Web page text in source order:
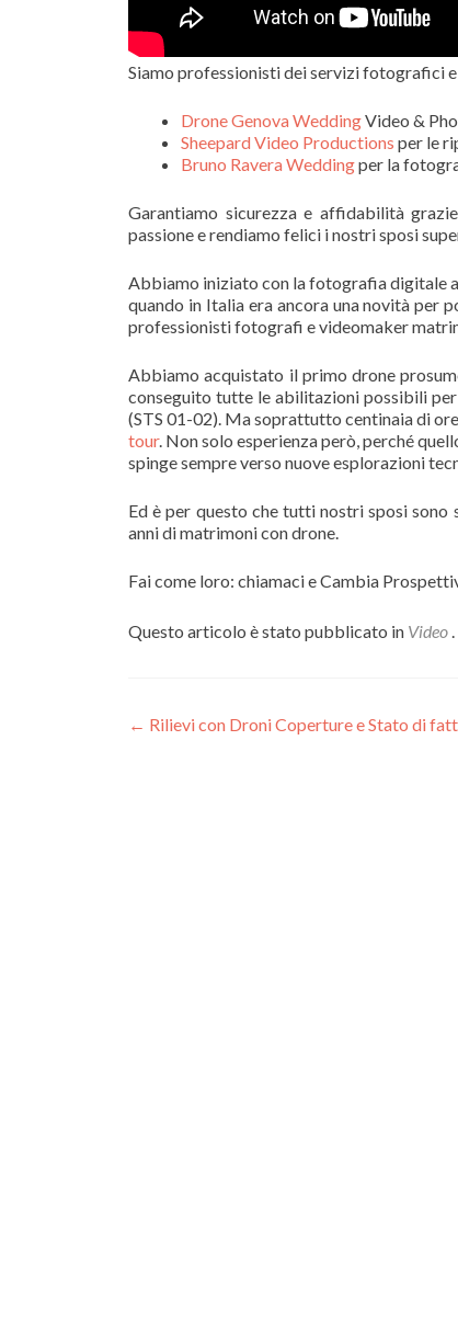
Siamo professionisti dei servizi fotografici
Drone Genova WeddingVideo &
Sheepard Video Productions per le
Bruno Ravera Weddingper la
Garantiamo sicurezza e affidabilità
passione e rendiamo felici i nostri sposi
Abbiamo iniziato con la fotografia digitale
quando in Italia era ancora una novità per
professionisti fotografi e videomaker
Abbiamo acquistato il primo drone
conseguito tutte le abilitazioni possibili
(STS 01-02). Ma soprattutto centinaia di
tour. Non solo esperienza però, perché
spinge sempre verso nuove esplorazioni
Ed è per questo che tutti nostri sposi
anni di matrimoni con drone.
Fai come loro: chiamaci e Cambia
Questo articolo è stato pubblicato in Video
Navigazione
← Rilievi con Droni Coperture e Stato di